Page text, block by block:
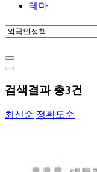
테마
검색결과 총3건
최신순 정확도순